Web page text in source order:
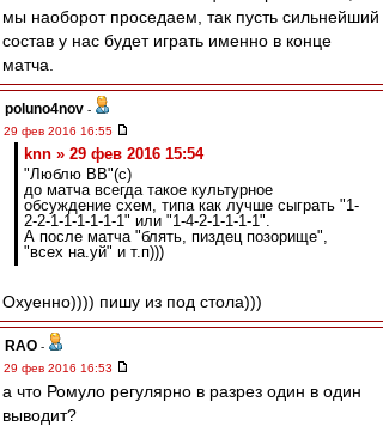
мы наоборот проседаем, так пусть сильнейший
состав у нас будет играть именно в конце
матча.
poluno4nov -
29 фев 2016 16:55
knn » 29 фев 2016 15:54
"Люблю ВВ"(с)
до матча всегда такое культурное
обсуждение схем, типа как лучше сыграть "1-
2-2-1-1-1-1-1-1" или "1-4-2-1-1-1-1".
А после матча "блять, пиздец позорище",
"всех на.уй" и т.п)))
Охуенно)))) пишу из под стола)))
RAO -
29 фев 2016 16:53
а что Ромуло регулярно в разрез один в один
выводит?